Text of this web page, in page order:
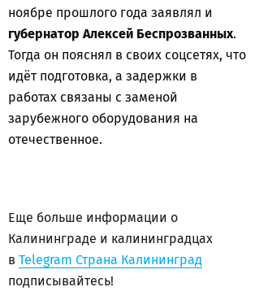
ноябре прошлого года заявлял и
губернатор Алексей Беспрозванных.
Тогда он пояснял в своих соцсетях, что
идёт подготовка, а задержки в
работах связаны с заменой
зарубежного оборудования на
отечественное.
Еще больше информации о
Калининграде и калининградцах
в Telegram Страна Калининград
подписывайтесь!